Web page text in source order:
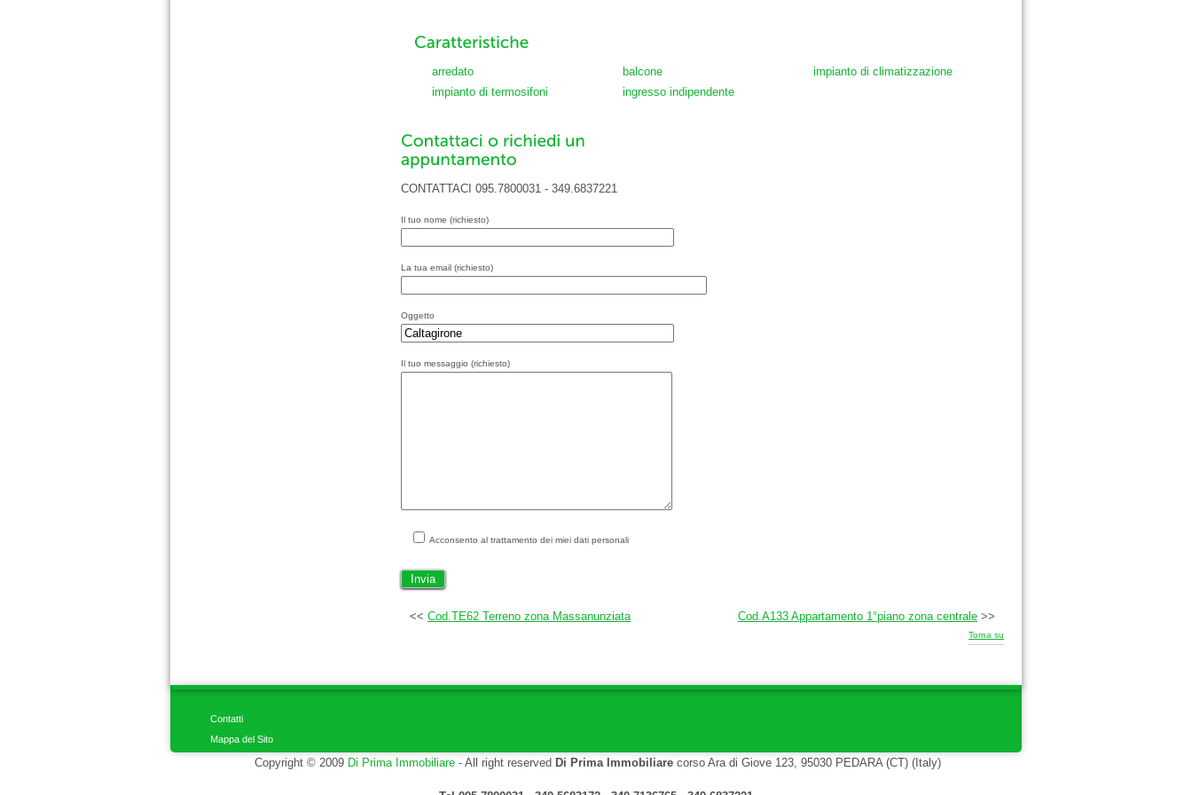
arredato balcone
impianto di climatizzazione
impianto di termosifoni
ingresso indipendente
CONTATTACI 095.7800031 - 349.6837221
Il tuo nome (richiesto)
La tua email (richiesto)
Oggetto
Il tuo messaggio (richiesto)
Acconsento al trattamento dei miei dati personali
<< Cod.TE62 Terreno zona Massanunziata Cod.A133 Appartamento 1°piano zona centrale >>
Torna su
Contatti
Mappa del Sito
Copyright © 2009 Di Prima Immobiliare - All right reserved Di Prima Immobiliare corso Ara di Giove 123, 95030 PEDARA (CT) (Italy)